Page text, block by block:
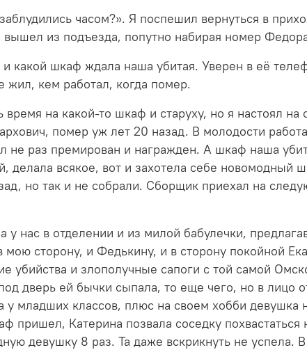
часом?». Я поспешил вернуться в
из подъезда, попутно набирая номер
какой шкаф ждала наша убитая. Уверен в её
жил, кем работал, когда помер.
на какой-то шкаф и старуху, но я настоял на
помер уж лет 20 назад. В молодости
раз премирован и награжден. А шкаф наша
делала всякое, вот и захотела себе новомодный
но так и не собрали. Сборщик приехал на
у нас в отделении и из милой бабулечки,
сторону, и Федькину, и в сторону покойной
убийства и злополучные сапоги с той самой
дверь ей бычки сыпала, то еще чего, но в лицо
младших классов, плюс на своем хобби девушка
пришел, Катерина позвала соседку
девушку 8 раз. Та даже вскрикнуть не успела.